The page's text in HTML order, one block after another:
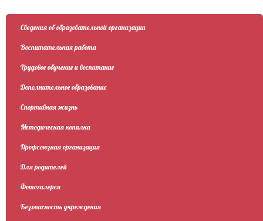
Сведения об образовательной организации
Воспитательная работа
Трудовое обучение и воспитание
Дополнительное образование
Спортивная жизнь
Методическая копилка
Профсоюзная организация
Для родителей
Фотогалерея
Безопасность учреждения